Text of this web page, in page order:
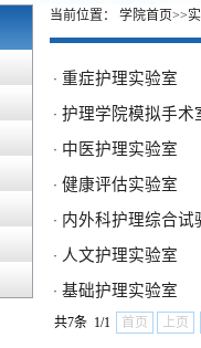
当前位置： 学院首页>>
· 重症护理实验室
· 护理学院模拟手术
· 中医护理实验室
· 健康评估实验室
· 内外科护理综合试
· 人文护理实验室
· 基础护理实验室
共7条 1/1 首页 上页